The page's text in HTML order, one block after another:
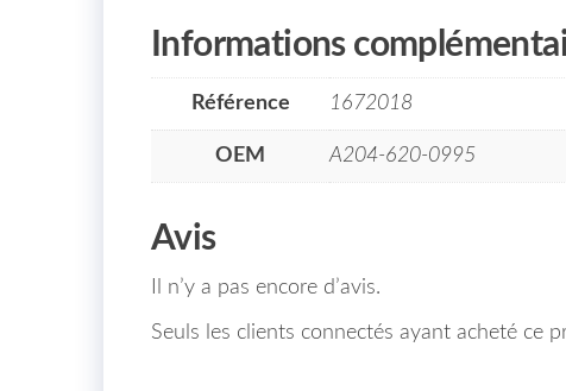
Informations
Référence 1672018
OEM A204-620-0995
Avis
Il n’y a pas encore d’avis.
Seuls les clients connectés ayant acheté ce